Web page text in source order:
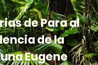
de Para al
de la
Eugene